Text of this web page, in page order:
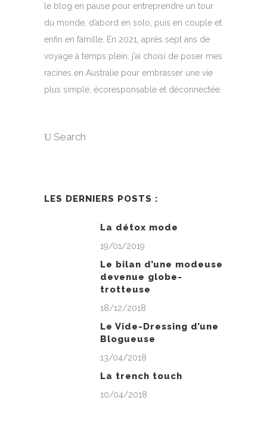
le blog en pause pour entreprendre un tour
du monde, d’abord en solo, puis en couple et
enfin en famille. En 2021, après sept ans de
voyage à temps plein, j’ai choisi de poser mes
racines en Australie pour embrasser une vie
plus simple, écoresponsable et déconnectée.
Search
LES DERNIERS POSTS :
La détox mode
19/01/2019
Le bilan d’une modeuse
devenue globe-
trotteuse
18/12/2018
Le Vide-Dressing d’une
Blogueuse
13/04/2018
La trench touch
10/04/2018